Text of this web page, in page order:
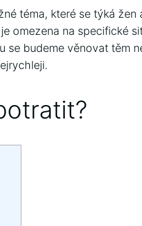
téma, které se týká žen
omezena na specifické
se budeme věnovat těm